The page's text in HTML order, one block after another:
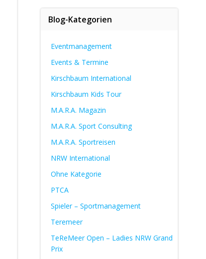
Blog-Kategorien
Eventmanagement
Events & Termine
Kirschbaum International
Kirschbaum Kids Tour
M.A.R.A. Magazin
M.A.R.A. Sport Consulting
M.A.R.A. Sportreisen
NRW International
Ohne Kategorie
PTCA
Spieler – Sportmanagement
Teremeer
TeReMeer Open – Ladies NRW Grand
Prix